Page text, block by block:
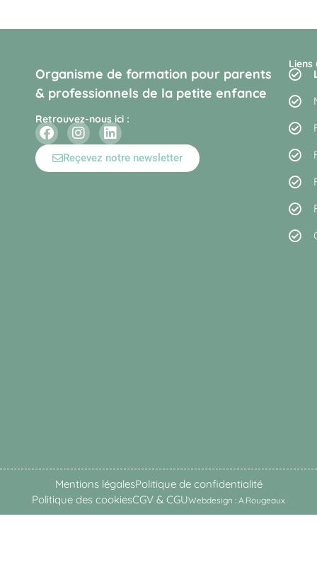
Organisme de formation pour parents
& professionnels de la petite enfance
Retrouvez-nous ici :
Reçevez notre newsletter
Liens
Mentions légalesPolitique de confidentialité
Politique des cookiesCGV & CGUWebdesign : A.Rougeaux